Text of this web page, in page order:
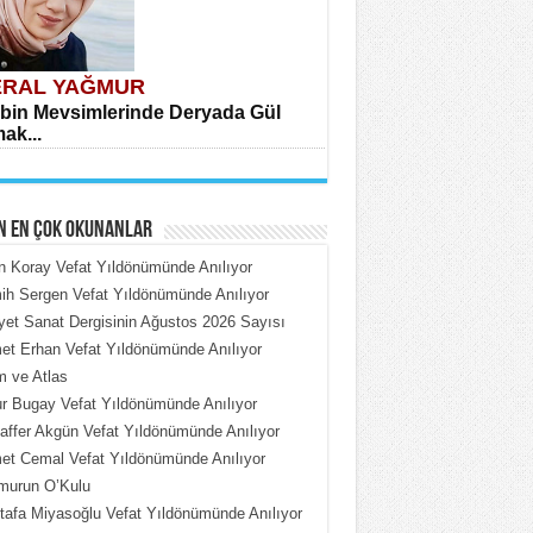
YAĞMUR
Mevsimlerinde Deryada Gül
ÇOBAN
Put Dışardaki Maskeler...
EN ÇOK OKUNANLAR
Koray Vefat Yıldönümünde Anılıyor
Sergen Vefat Yıldönümünde Anılıyor
Sanat Dergisinin Ağustos 2026 Sayısı
Erhan Vefat Yıldönümünde Anılıyor
ve Atlas
Bugay Vefat Yıldönümünde Anılıyor
Akgün Vefat Yıldönümünde Anılıyor
Cemal Vefat Yıldönümünde Anılıyor
O’Kulu
Miyasoğlu Vefat Yıldönümünde Anılıyor